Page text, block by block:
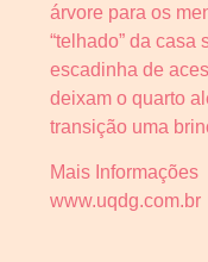
árvore para os
“telhado” da casa
escadinha de
deixam o quarto
transição uma
Mais Informações
www.uqdg.com.br